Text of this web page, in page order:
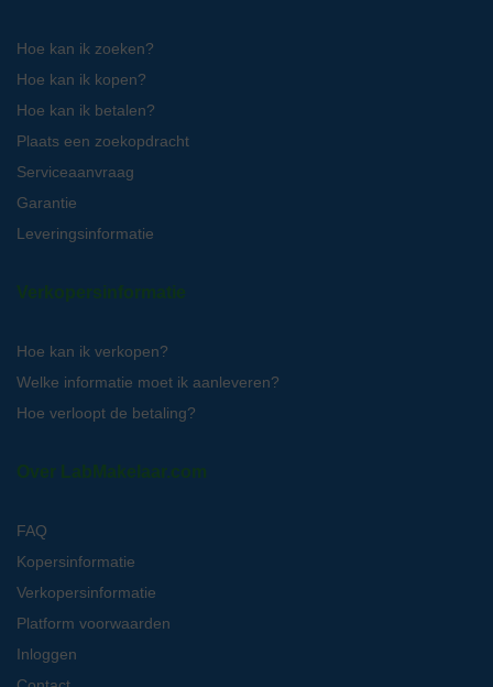
Hoe kan ik zoeken?
Hoe kan ik kopen?
Hoe kan ik betalen?
Plaats een zoekopdracht
Serviceaanvraag
Garantie
Leveringsinformatie
Verkopersinformatie
Hoe kan ik verkopen?
Welke informatie moet ik aanleveren?
Hoe verloopt de betaling?
Over LabMakelaar.com
FAQ
Kopersinformatie
Verkopersinformatie
Platform voorwaarden
Inloggen